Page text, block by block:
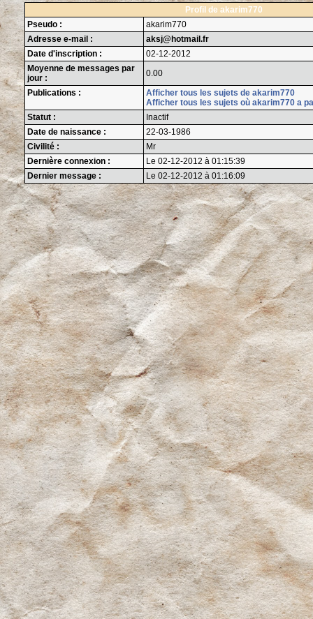
Profil de akarim770
Pseudo :
akarim770
Adresse e-mail :
aksj@hotmail.fr
Date d'inscription :
02-12-2012
Moyenne de messages par
jour :
0.00
Publications :
Afficher tous les sujets de akarim770
Afficher tous les sujets où akarim770 a
Statut :
Inactif
Date de naissance :
22-03-1986
Civilité :
Mr
Dernière connexion :
Le 02-12-2012 à 01:15:39
Dernier message :
Le 02-12-2012 à 01:16:09